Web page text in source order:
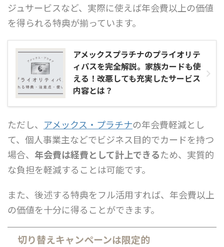
ジュサービスなど、実際に使えば年会費以上の価値
を得られる特典が揃っています。
アメックスプラチナのプライオリテ
ィパスを完全解説。家族カードも使
える！改悪しても充実したサービス
内容とは？
ただし、 アメックス・プラチナの年会費軽減とし
て、個人事業主などでビジネス目的でカードを持つ
場合、 年会費は経費として計上できるため、実質的
な負担を軽減することは可能です。
また、後述する特典をフル活用すれば、年会費以上
の価値を十分に得ることができます。
切り替えキャンペーンは限定的